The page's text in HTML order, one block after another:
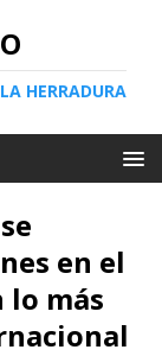
HERRADURA
en el
lo más